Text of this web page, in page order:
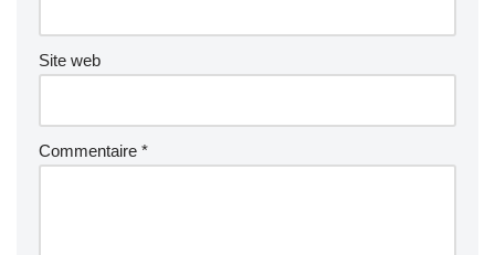
Site web
Commentaire *